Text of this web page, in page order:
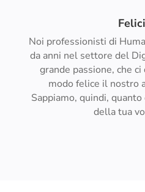
Noi professionisti di
da anni nel settore del
grande passione, che
modo felice il nostro
Sappiamo, quindi,
della tua